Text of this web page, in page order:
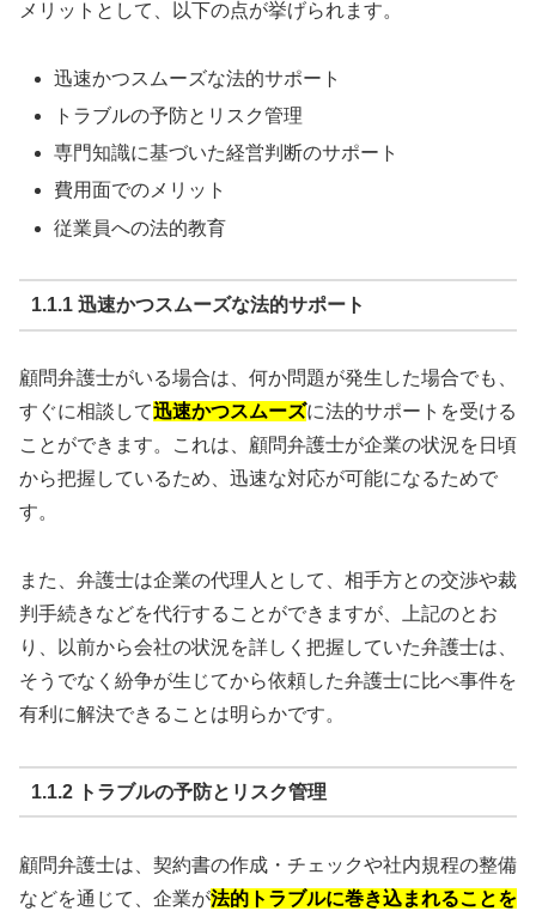
メリットとして、以下の点が挙げられます。
迅速かつスムーズな法的サポート
トラブルの予防とリスク管理
専門知識に基づいた経営判断のサポート
費用面でのメリット
従業員への法的教育
1.1.1 迅速かつスムーズな法的サポート
顧問弁護士がいる場合は、何か問題が発生した場合でも、
すぐに相談して迅速かつスムーズに法的サポートを受ける
ことができます。これは、顧問弁護士が企業の状況を日頃
から把握しているため、迅速な対応が可能になるためで
す。
また、弁護士は企業の代理人として、相手方との交渉や裁
判手続きなどを代行することができますが、上記のとお
り、以前から会社の状況を詳しく把握していた弁護士は、
そうでなく紛争が生じてから依頼した弁護士に比べ事件を
有利に解決できることは明らかです。
1.1.2 トラブルの予防とリスク管理
顧問弁護士は、契約書の作成・チェックや社内規程の整備
などを通じて、企業が法的トラブルに巻き込まれることを